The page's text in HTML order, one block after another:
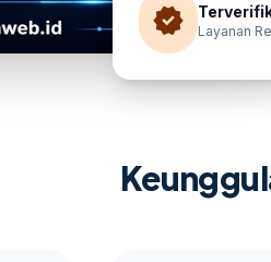
verified Layanan